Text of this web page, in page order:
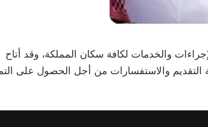
والخدمات لكافة سكان المملكة، وقد أتاح
التقديم والاستفسارات من أجل الحصول على